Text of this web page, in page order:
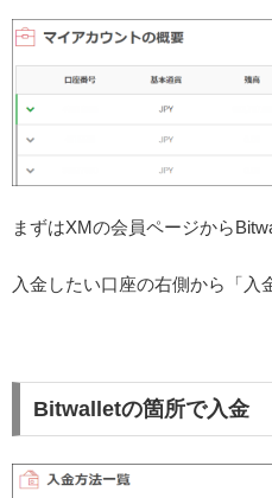
まずはXMの会員ページから
入金したい口座の右側から「入
Bitwalletの箇所で入金